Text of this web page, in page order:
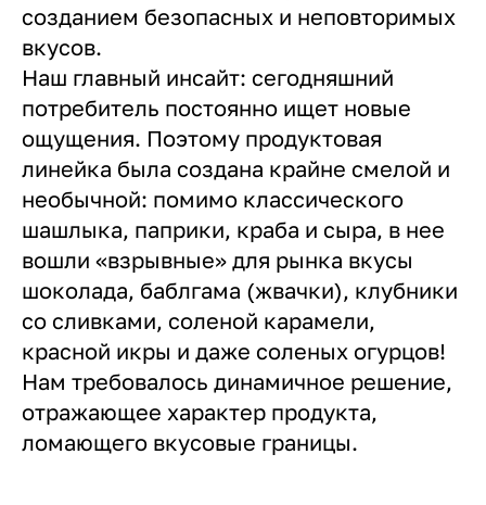
созданием безопасных и неповторимых
вкусов.
Наш главный инсайт: сегодняшний
потребитель постоянно ищет новые
ощущения. Поэтому продуктовая
линейка была создана крайне смелой и
необычной: помимо классического
шашлыка, паприки, краба и сыра, в нее
вошли «взрывные» для рынка вкусы
шоколада, баблгама (жвачки), клубники
со сливками, соленой карамели,
красной икры и даже соленых огурцов!
Нам требовалось динамичное решение,
отражающее характер продукта,
ломающего вкусовые границы.